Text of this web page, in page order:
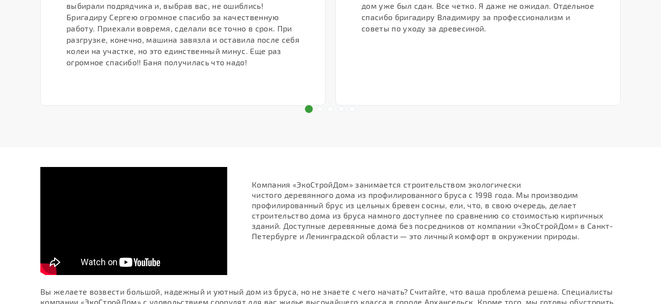
выбирали подрядчика и, выбрав вас, не ошиблись!
Бригадиру Сергею огромное спасибо за качественную
работу. Приехали вовремя, сделали все точно в срок. При
разгрузке, конечно, машина завязла и оставила после себя
колеи на участке, но это единственный минус. Еще раз
огромное спасибо!! Баня получилась что надо!
дом уже был сдан. Все четко. Я даже не ожидал. Отдельное
спасибо бригадиру Владимиру за профессионализм и
советы по уходу за древесиной.
Компания «ЭкоСтройДом» занимается строительством экологически
чистого деревянного дома из профилированного бруса с 1998 года. Мы производим
профилированный брус из цельных бревен сосны, ели, что, в свою очередь, делает
строительство дома из бруса намного доступнее по сравнению со стоимостью кирпичных
зданий. Доступные деревянные дома без посредников от компании «ЭкоСтройДом» в Санкт-
Петербурге и Ленинградской области — это личный комфорт в окружении природы.
Вы желаете возвести большой, надежный и уютный дом из бруса, но не знаете с чего начать? Считайте, что ваша проблема решена. Специалисты
компании «ЭкоСтройДом» с удовольствием соорудят для вас жилье высочайшего класса в городе Архангельск. Кроме того, мы готовы обустроить